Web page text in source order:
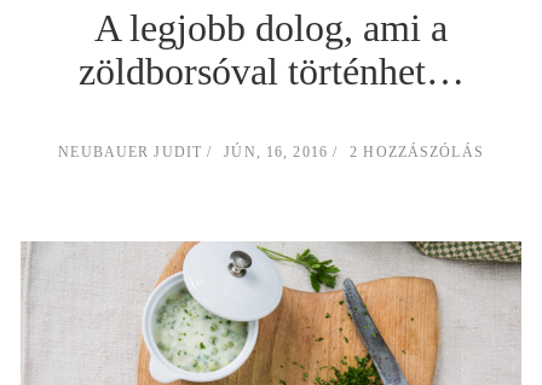
A legjobb dolog, ami a
zöldborsóval történhet…
NEUBAUER JUDIT JÚN, 16, 2016 2 HOZZÁSZÓLÁS